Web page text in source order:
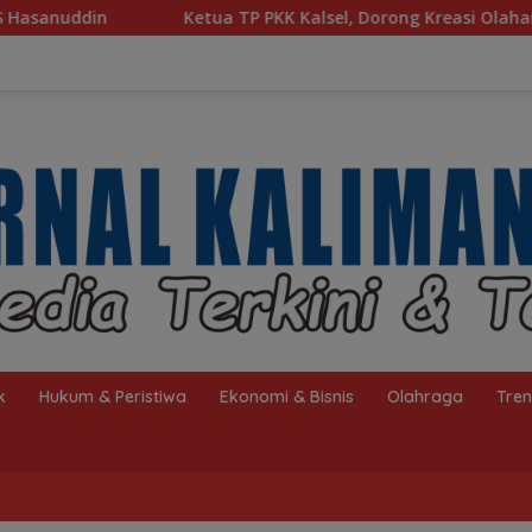
TP PKK Kalsel, Dorong Kreasi Olahan Ikan Hingga Tingkat
Hukum & Peristiwa Ekonomi & Bisnis Olahraga